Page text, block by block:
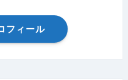
フィール